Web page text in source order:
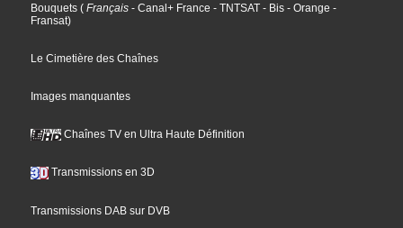
Bouquets ( Français - Canal+ France - TNTSAT - Bis - Orange -
Fransat)
Le Cimetière des Chaînes
Images manquantes
Chaînes TV en Ultra Haute Définition
Transmissions en 3D
Transmissions DAB sur DVB